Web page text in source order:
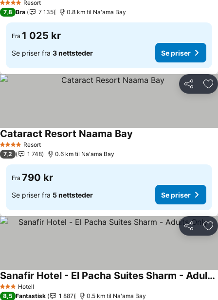
4 StjernerResort
7,8 Bra 7 135 0.8 km til Na'ama Bay
Fra 1 025 kr
Se priser fra 3 nettsteder Se priser
Del
4 StjernerResort
Cataract Resort Naama Bay
7,2 1 748 0.6 km til Na'ama Bay
Fra 790 kr
Se priser fra 5 nettsteder Se priser
Del
3 StjernerHotell
Sanafir Hotel - El Pacha Suites Sharm - Adults Only
8,5 Fantastisk 1 887 0.5 km til Na'ama Bay